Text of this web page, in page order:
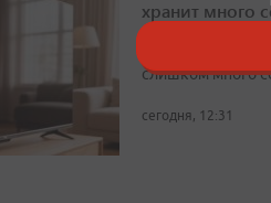
хранит много
Собрали пять
слишком много
сегодня, 12:31